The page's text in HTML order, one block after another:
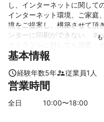
し、インターネットに関して
インターネット環境、ご家庭
境をご提案し、構築させて頂
ンターに印刷ができない、ネ
様のパソコンなどのネットワ
なお、CentOSなどサーバー
リケーション開発（HTML、
これまでの実績
基本情報
経験年数5年 従業員1 人
営業時間
全日 10:00〜18:00